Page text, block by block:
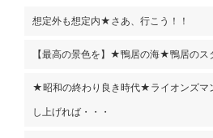
想定外も想定内★さあ、行こう！！
【最高の景色を】★鴨居の海★鴨居のス
★昭和の終わり良き時代★ライオンズマ
し上げれば・・・